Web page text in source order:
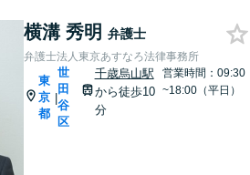
横溝 秀明 弁護士
弁護士法人東京あすなろ法律事務所
東
京
都
|
世
田
谷
区
千歳烏山駅
から徒歩10
分
営業時間：09:30
~18:00（平日）